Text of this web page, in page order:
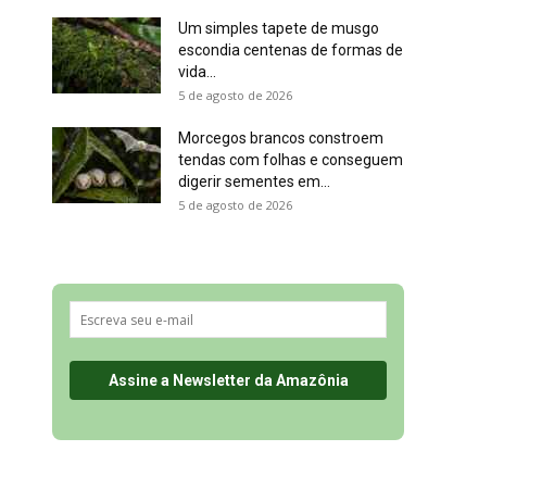
Um simples tapete de musgo
escondia centenas de formas de
vida...
5 de agosto de 2026
Morcegos brancos constroem
tendas com folhas e conseguem
digerir sementes em...
5 de agosto de 2026